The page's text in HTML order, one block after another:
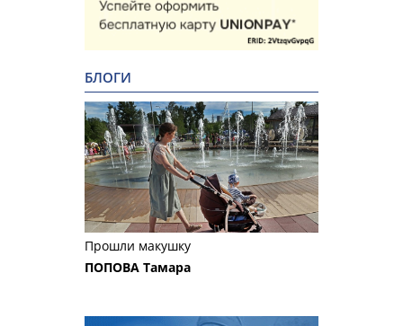
БЛОГИ
Прошли макушку
ПОПОВА Тамара